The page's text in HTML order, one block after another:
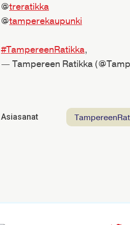
@treratikka
@tamperekaupunki
#TampereenRatikka,
— Tampereen Ratikka
Asiasanat